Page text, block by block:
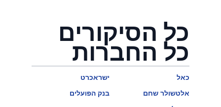
כל הסיקורים
כל החברות
כאל
ישראכרט
אלטשולר שחם
בנק הפועלים